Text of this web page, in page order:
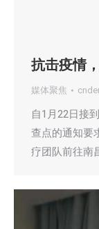
抗击疫情
媒体聚焦
自1月22日接
查点的通知要
疗团队前往南